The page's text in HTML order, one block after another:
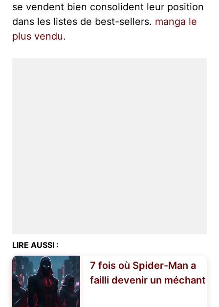
se vendent bien consolident leur position
dans les listes de best-sellers. manga le
plus vendu.
LIRE AUSSI :
7 fois où Spider-Man a
failli devenir un méchant